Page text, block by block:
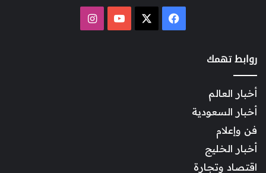
فيسبوك ‫YouTubeانستقرام
روابط تهمك
أخبار العالم
أخبار السعودية
فن وإعلام
أخبار الخليج
اقتصاد وتجارة